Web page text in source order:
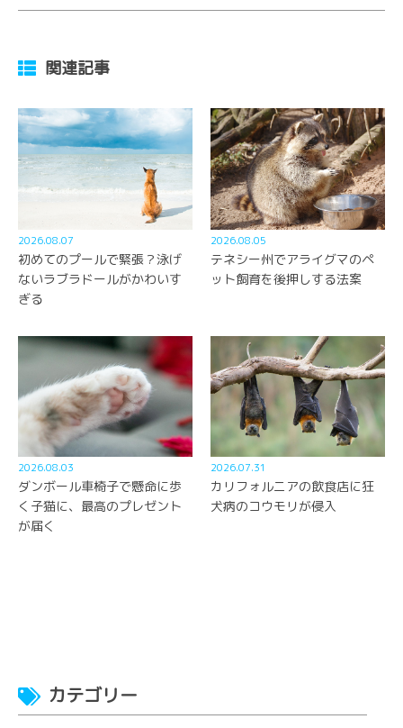
関連記事
2026.08.07
初めてのプールで緊張？泳げ
ないラブラドールがかわいす
ぎる
2026.08.05
テネシー州でアライグマのペ
ット飼育を後押しする法案
2026.08.03
ダンボール車椅子で懸命に歩
く子猫に、最高のプレゼント
が届く
2026.07.31
カリフォルニアの飲食店に狂
犬病のコウモリが侵入
カテゴリー